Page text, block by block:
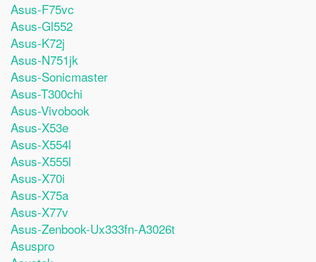
Asus-F75vc
Asus-Gl552
Asus-K72j
Asus-N751jk
Asus-Sonicmaster
Asus-T300chi
Asus-Vivobook
Asus-X53e
Asus-X554l
Asus-X555l
Asus-X70i
Asus-X75a
Asus-X77v
Asus-Zenbook-Ux333fn-A3026t
Asuspro